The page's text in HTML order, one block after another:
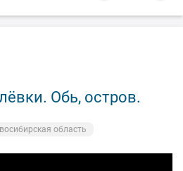
Обь, остров.
область